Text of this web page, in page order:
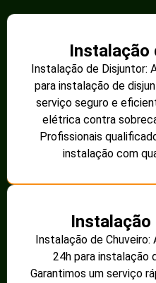
Instalação
Instalação de Disjuntor:
para instalação de
serviço seguro e
elétrica contra
Profissionais
instalação com
Instalação
Instalação de
24h para instalação
Garantimos um serviço